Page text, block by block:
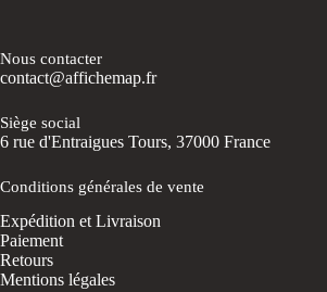
Nous contacter
contact@affichemap.fr
Siège social
6 rue d'Entraigues Tours, 37000 France
Conditions générales de vente
Expédition et Livraison
Paiement
Retours
Mentions légales